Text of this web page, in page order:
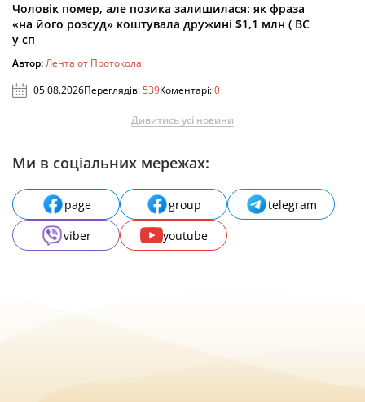
Чоловік помер, але позика залишилася: як фраза
«на його розсуд» коштувала дружині $1,1 млн ( ВС
у сп
Автор:Лента от Протокола
05.08.2026Переглядів:539Коментарі:0
Дивитись усі новини
Ми в соціальних мережах:
page group
telegram
viber
youtube